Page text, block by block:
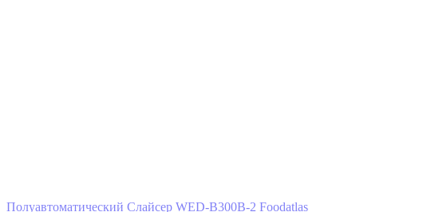
Полуавтоматический Слайсер WED-B300B-2 Foodatlas